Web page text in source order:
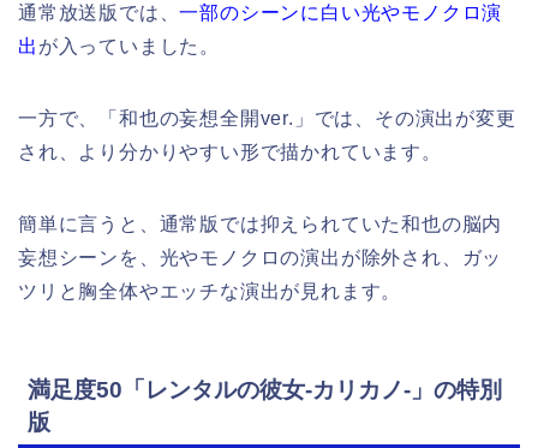
通常放送版では、一部のシーンに白い光やモノクロ演
出 が入っていました。
一方で、「和也の妄想全開ver.」では、その演出が変更
され、より分かりやすい形で描かれています。
簡単に言うと、通常版では抑えられていた和也の脳内
妄想シーンを、光やモノクロの演出が除外され、ガッ
ツリと胸全体やエッチな演出が見れます。
満足度50「レンタルの彼女-カリカノ-」の特別
版